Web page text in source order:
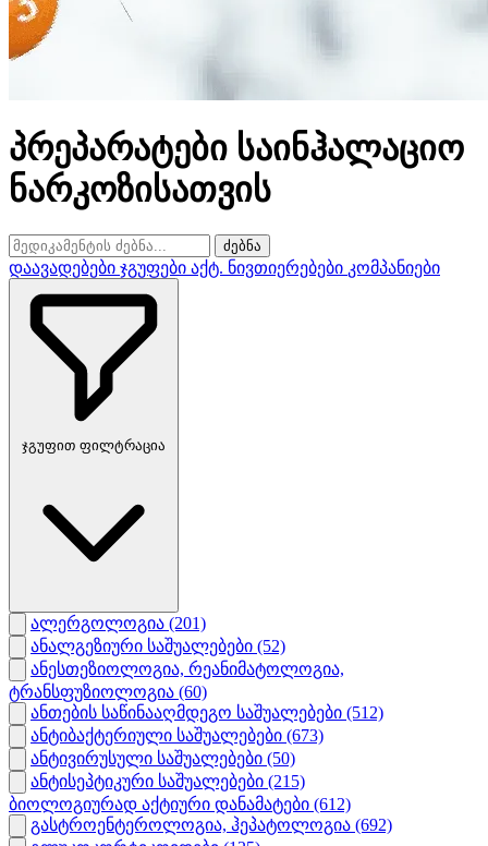
პრეპარატები საინჰალაციო
ნარკოზისათვის
ძებნა
დაავადებები ჯგუფები აქტ. ნივთიერებები კომპანიები
ჯგუფით ფილტრაცია
ალერგოლოგია (201)
ანალგეზიური საშუალებები (52)
ანესთეზიოლოგია, რეანიმატოლოგია,
ტრანსფუზიოლოგია (60)
ანთების საწინააღმდეგო საშუალებები (512)
ანტიბაქტერიული საშუალებები (673)
ანტივირუსული საშუალებები (50)
ანტისეპტიკური საშუალებები (215)
ბიოლოგიურად აქტიური დანამატები (612)
გასტროენტეროლოგია, ჰეპატოლოგია (692)